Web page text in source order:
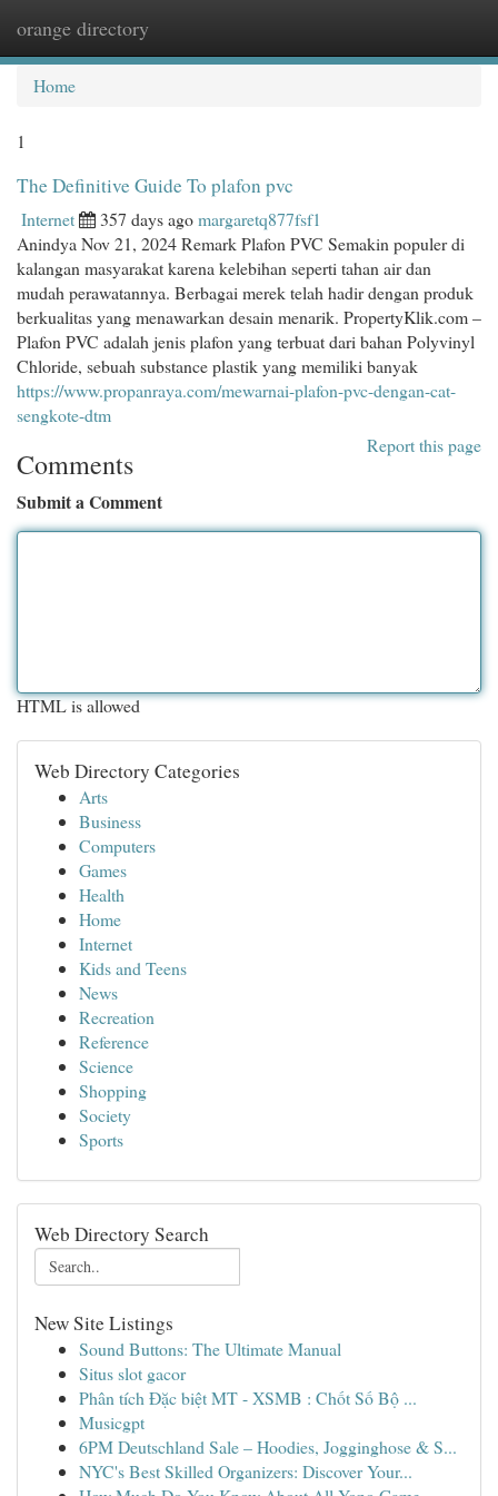
orange directory
Home
1
The Definitive Guide To plafon pvc
Internet 357 days agomargaretq877fsf1
Anindya Nov 21, 2024 Remark Plafon PVC Semakin populer di
kalangan masyarakat karena kelebihan seperti tahan air dan
mudah perawatannya. Berbagai merek telah hadir dengan produk
berkualitas yang menawarkan desain menarik. PropertyKlik.com –
Plafon PVC adalah jenis plafon yang terbuat dari bahan Polyvinyl
Chloride, sebuah substance plastik yang memiliki banyak
https://www.propanraya.com/mewarnai-plafon-pvc-dengan-cat-
sengkote-dtm
Report this page
Comments
Submit a Comment
HTML is allowed
Web Directory Categories
Arts
Business
Computers
Games
Health
Home
Internet
Kids and Teens
News
Recreation
Reference
Science
Shopping
Society
Sports
Web Directory Search
New Site Listings
Sound Buttons: The Ultimate Manual
Situs slot gacor
Phân tích Đặc biệt MT - XSMB : Chốt Số Bộ ...
Musicgpt
6PM Deutschland Sale – Hoodies, Jogginghose & S...
NYC's Best Skilled Organizers: Discover Your...